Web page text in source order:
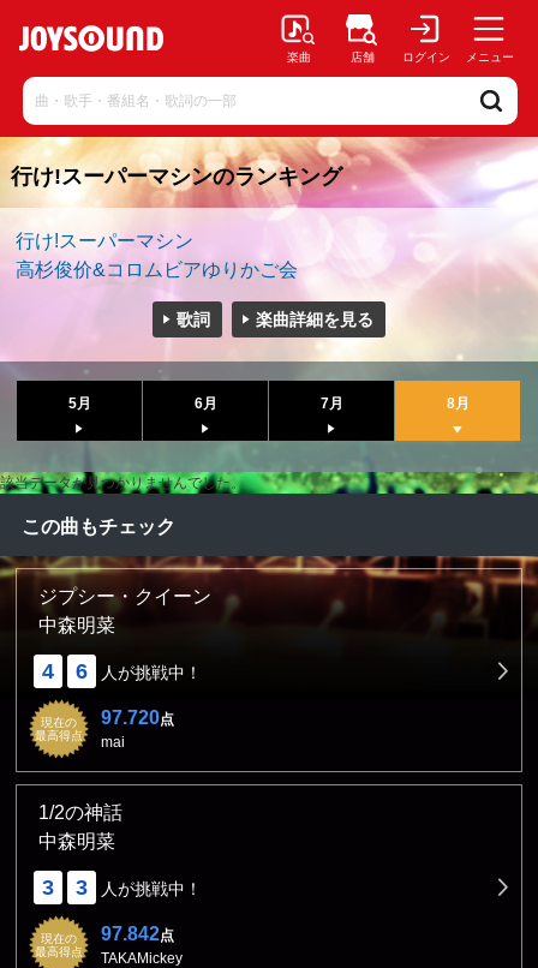
楽曲 店舗 ログイン メニュー
行け!スーパーマシンのランキング
行け!スーパーマシン
高杉俊价&コロムビアゆりかご会
歌詞 楽曲詳細を見る
5月 6月 7月 8月
該当データが見つかりませんでした。
この曲もチェック
ジプシー・クイーン
中森明菜
4 6 人が挑戦中！
現在の
最高得点
97.720点
mai
1/2の神話
中森明菜
3 3 人が挑戦中！
現在の
最高得点
97.842点
TAKAMickey